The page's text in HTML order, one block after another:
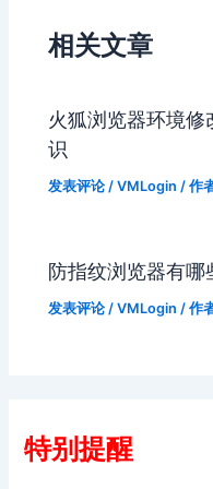
相关文章
火狐浏览器环境
识
发表评论 /VMLogin / 作
防指纹浏览器有哪
发表评论 /VMLogin / 作
特别提醒